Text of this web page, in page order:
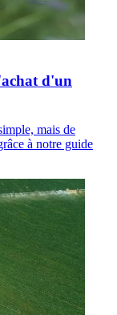
d'un
mais de
à notre guide